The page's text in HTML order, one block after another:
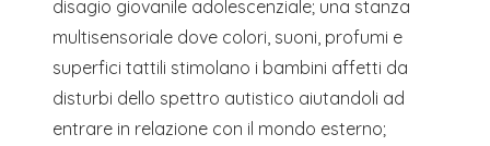
disagio giovanile adolescenziale; una stanza
multisensoriale dove colori, suoni, profumi e
superfici tattili stimolano i bambini affetti da
disturbi dello spettro autistico aiutandoli ad
entrare in relazione con il mondo esterno;